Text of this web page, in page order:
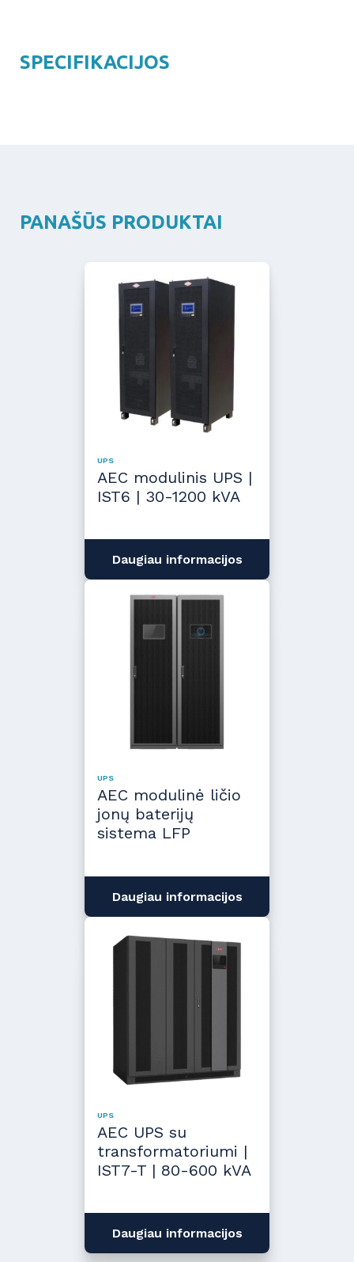
SPECIFIKACIJOS
PANAŠŪS PRODUKTAI
UPS
AEC modulinis UPS |
IST6 | 30-1200 kVA
Daugiau informacijos
UPS
AEC modulinė ličio
jonų baterijų
sistema LFP
Daugiau informacijos
UPS
AEC UPS su
transformatoriumi |
IST7-T | 80-600 kVA
Daugiau informacijos